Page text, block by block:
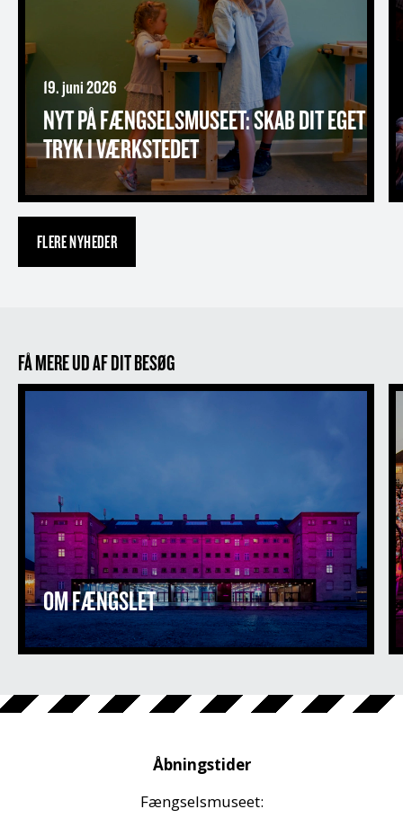
19. juni 2026
NYT PÅ FÆNGSELSMUSEET: SKAB DIT EGET
TRYK I VÆRKSTEDET
FLERE NYHEDER
FÅ MERE UD AF DIT BESØG
OM FÆNGSLET
Åbningstider
Fængselsmuseet: